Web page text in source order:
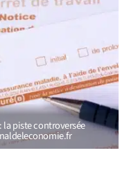
la piste controversée